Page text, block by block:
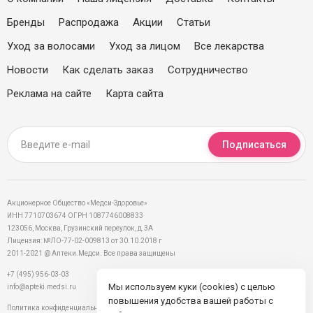
Бренды
Распродажа Акции
Статьи
Уход за волосами
Уход за лицом
Все лекарства
Новости
Как сделать заказ
Сотрудничество
Реклама на сайте
Карта сайта
Подписаться
Акционерное Общество «Медси-Здоровье»
ИНН 7710703674 ОГРН 1087746008833
123056, Москва, Грузинский переулок, д.3А
Лицензия: №ЛО-77-02-009813 от 30.10.2018 г
2011-2021 @ Аптеки.Медси. Все права защищены
+7 (495) 956-03-03
info@apteki.medsi.ru
Политика конфиденциальности
Мы используем куки (cookies) с целью
повышения удобства вашей работы с